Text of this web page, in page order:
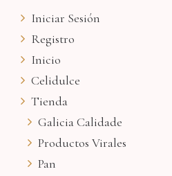
Iniciar Sesión
Registro
Inicio
Celidulce
Tienda
Galicia Calidade
Productos Virales
Pan